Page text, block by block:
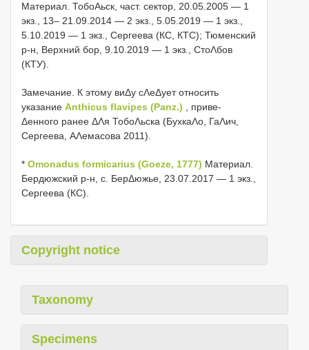
Материал. ТобоΑьск, част. сектор, 20.05.2005 — 1
экз., 13– 21.09.2014 — 2 экз., 5.05.2019 — 1 экз.,
5.10.2019 — 1 экз., Сергеева (КС, КТС); Тюменский
р-н, Верхний бор, 9.10.2019 — 1 экз., СтоΛбов
(КТУ).
Замечание. К этому виΔу сΛеΔует относить
указание Anthicus flavipes (Panz.) , приве-
Δенного ранее ΔΛя ТобоΛьска (БухкаΛо, ГаΛич,
Сергеева, АΛемасова 2011).
* Omonadus formicarius (Goeze, 1777) Материал.
Бердюжский р-н, с. БерΔюжье, 23.07.2017 — 1 экз.,
Сергеева (КС).
Copyright notice
Taxonomy
Specimens